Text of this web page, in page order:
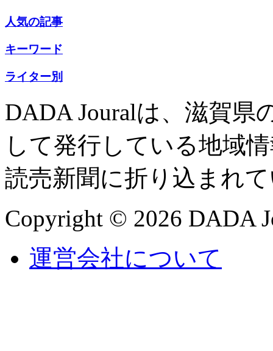
人気の記事
キーワード
ライター別
DADA Jouralは、滋賀県
して発行している地域
読売新聞に折り込まれ
Copyright © 2026 DADA
運営会社について